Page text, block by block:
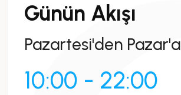
Günün Akışı
Pazartesi'den Pazar'a
10:00 - 22:00